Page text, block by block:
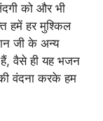
को और भी
हमें हर मुश्किल
जी के अन्य
वैसे ही यह भजन
वंदना करके हम